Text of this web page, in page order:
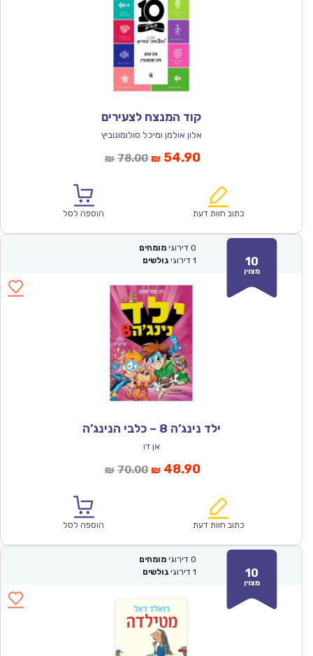
קוד המנצח לצעירים
אלון אולמן ומיכל סולומונוביץ
₪ 78.00המחיר
₪78.00.
₪ 54.90המחיר
הוא:
כתוב חוות דעת הוספה לסל
10
מצוין
0 דירוגי מומחים
1 דירוגי גולשים
ילד נינג’ה 8 – כלבי הנינג’ה
אן דו
₪ 70.00המחיר
₪70.00.
₪ 48.90המחיר
הוא:
כתוב חוות דעת הוספה לסל
10
מצוין
0 דירוגי מומחים
1 דירוגי גולשים